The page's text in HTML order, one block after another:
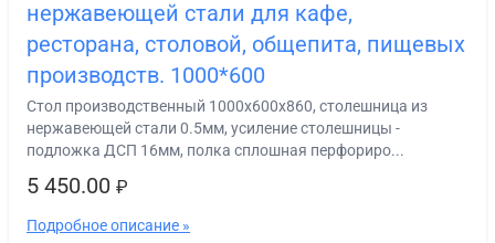
нержавеющей стали для кафе,
ресторана, столовой, общепита, пищевых
производств. 1000*600
Стол производственный 1000х600х860, столешница из
нержавеющей стали 0.5мм, усиление столешницы -
подложка ДСП 16мм, полка сплошная перфориро...
5 450.00 ₽
Подробное описание »